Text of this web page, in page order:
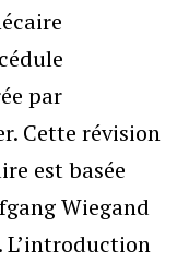
par
Cette révision
est basée
Wiegand
L’introduction